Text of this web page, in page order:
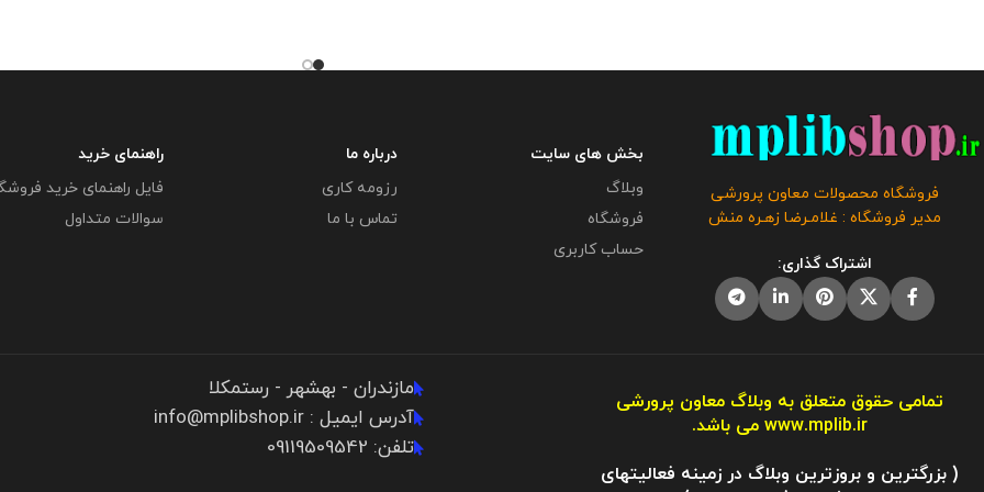
مشاهده مشابه آن در سایت های دیگر بدون
رضایت ما نمی باشد .
صورت مشاهده مشابه آن در سایت های
صورت مشاهده مشابه آن در سایت های
فروشگاه محصولات معاون پرورشی
مدیر فروشگاه : غلامـرضا زهـره منش
اشتراک گذاری:
بخش های سایت
وبلاگ
فروشگاه
حساب کاربری
درباره ما
رزومه کاری
تماس با ما
راهنمای خرید
فایل راهنمای خرید
سوالات متداول
تمامی حقوق متعلق به وبلاگ معاون پرورشی
www.mplib.ir می باشد.
( بزرگترین و بروزترین وبلاگ در زمینه فعالیتهای
مازندران - بهشهر - رستمکلا
آدرس ایمیل : info@mplibshop.ir
تلفن: 09119509542​